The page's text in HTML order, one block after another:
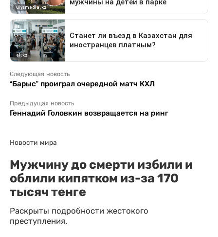
Следующая новость
“Барыс” проиграл очередной матч КХЛ
Предыдущая новость
Геннадий Головкин возвращается на ринг
Новости мира
Мужчину до смерти избили и
облили кипятком из-за 170
тысяч тенге
Раскрыты подробности жестокого
преступления.